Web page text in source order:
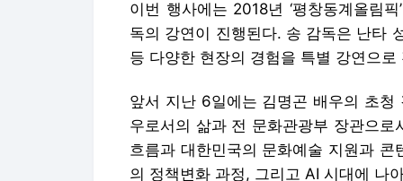
이번 행사에는 2018년 ‘평창동계올림
독의 강연이 진행된다. 송 감독은 난타
등 다양한 현장의 경험을 특별 강연으로
앞서 지난 6일에는 김명곤 배우의 초
우로서의 삶과 전 문화관광부 장관으
흐름과 대한민국의 문화예술 지원과
의 정책변화 과정, 그리고 AI 시대에 나